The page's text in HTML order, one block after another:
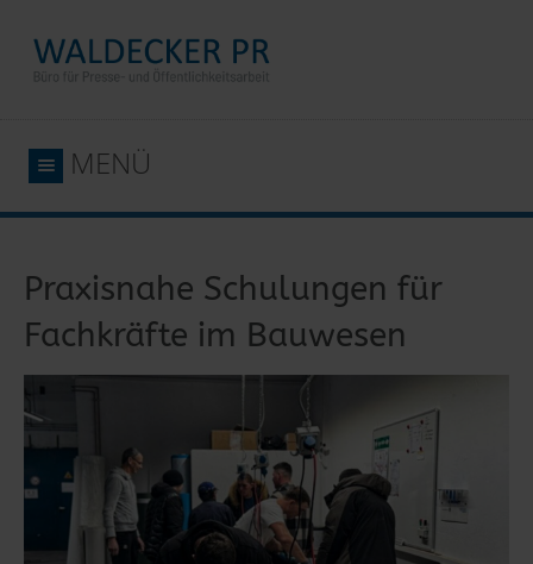
MENÜ
Praxisnahe Schulungen für
Fachkräfte im Bauwesen